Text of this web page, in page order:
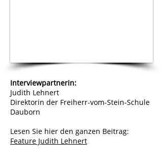
Interviewpartnerin:
Judith Lehnert
Direktorin der Freiherr-vom-Stein-Schule
Dauborn
Lesen Sie hier den ganzen Beitrag:
Feature Judith Lehnert